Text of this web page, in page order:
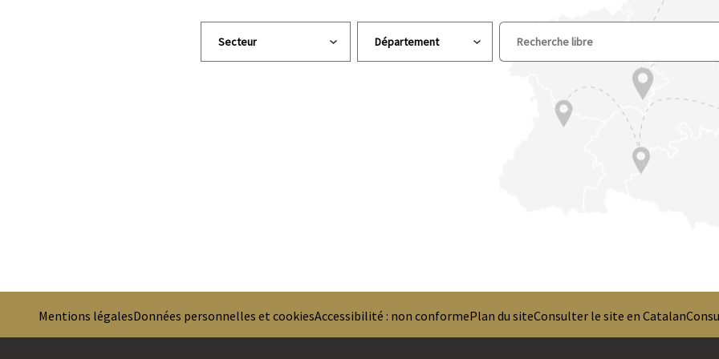
Mentions légalesDonnées personnelles et cookiesAccessibilité : non conformePlan du siteConsulter le site en Catalan